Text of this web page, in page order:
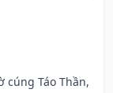
cúng Táo Thần,